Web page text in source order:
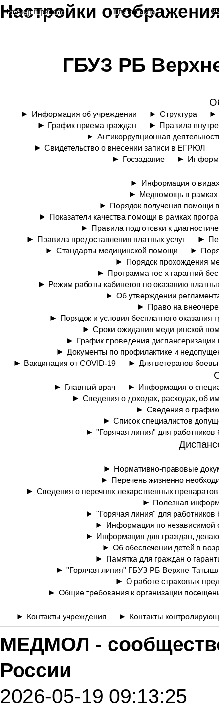
Настройки
Размер шрифта: Цвета сайта
ГБУЗ РБ
Информация об учреждении
Структура
График приема граждан
Правила
Антикоррупционная
Свидетельство о внесении записи в ЕГРЮЛ
Госзадание
Информация о
Медпомощь в рамках
Порядок получения помощи
Показатели качества помощи в рамках
Правила подготовки к
Правила предоставления платных услуг
Стандарты медицинской помощи
Порядок прохождения
Программа гос-х гарантий
Режим работы кабинетов по оказанию
Об утверждении
Право на
Порядок и условия бесплатного
Сроки ожидания медицинской
График проведения
Документы по профилактике и
Вакцинация от COVID-19
Для ветеранов
Главный врач
Информация о
Сведения о доходах, расходах, об
Сведения о
Список специалистов
"Горячая линия" для
Нормативно-правовые
Перечень жизненно
Сведения о перечнях лекарственных препаратов
Полезная
"Горячая линия" для
Информация по независимой
Информация для граждан,
Об обеспечении детей в
Памятка для граждан о
"Горячая линия" ГБУЗ РБ Верхне-
О работе страховых
Общие требования к организации
Контакты учреждения Контакты
МЕДМОЛ -
России
2026-05-19 09:13:25